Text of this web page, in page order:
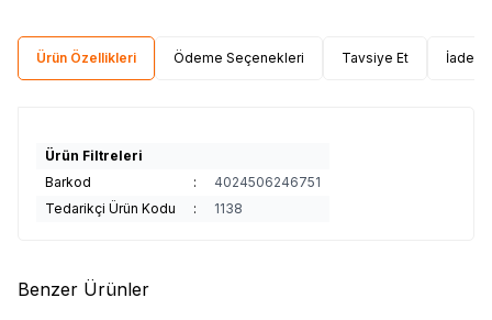
Ürün Özellikleri Ödeme Seçenekleri Tavsiye Et İade
Ürün Filtreleri
Barkod
:
4024506246751
Tedarikçi Ürün Kodu
: 1138
Benzer Ürünler